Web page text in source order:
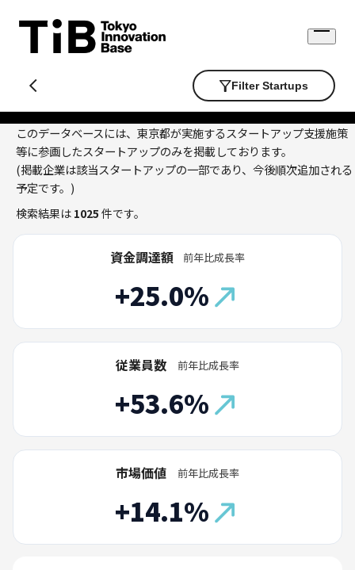
content
Open
Filter Startups
このデータベースには、東京都が実施するスタートアップ支援施策
等に参画したスタートアップのみを掲載しております。
(掲載企業は該当スタートアップの一部であり、今後順次追加される
予定です。)
検索結果は 1025 件です。
資金調達額
+25.0%
前年比成長率
従業員数
+53.6%
前年比成長率
市場価値
+14.1%
前年比成長率